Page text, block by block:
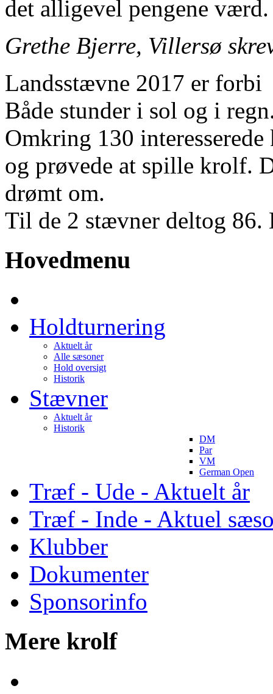
det alligevel pengene værd.
Grethe Bjerre, Villersø
Landsstævne 2017 er forbi
Både stunder i sol og i
Omkring 130
og prøvede at spille krolf.
drømt om.
Til de 2 stævner deltog 86.
Hovedmenu
Holdturnering
Aktuelt år
Alle sæsoner
Hold oversigt
Historik
Stævner
Aktuelt år
Historik
DM
Par
VM
German Open
Træf - Ude - Aktuelt år
Træf - Inde - Aktuel
Klubber
Dokumenter
Sponsorinfo
Mere krolf